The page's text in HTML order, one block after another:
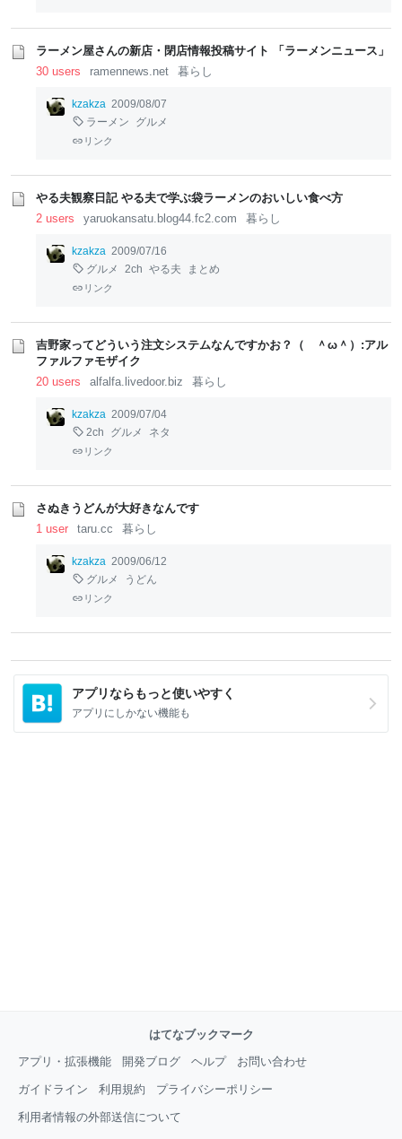
ラーメン屋さんの新店・閉店情報投稿サイト 「ラーメンニュース」
30 users
ramennews.net 暮らし
kzakza 2009/08/07
ラーメン
グルメ
リンク
やる夫観察日記 やる夫で学ぶ袋ラーメンのおいしい食べ方
2 users
yaruokansatu.blog44.fc2.com 暮らし
kzakza 2009/07/16
グルメ
2ch やる夫 まとめ
リンク
吉野家ってどういう注文システムなんですかお？（ ＾ω＾）:アル
ファルファモザイク
20 users
alfalfa.livedoor.biz 暮らし
kzakza 2009/07/04
2ch
グルメ ネタ
リンク
さぬきうどんが大好きなんです
1 user
taru.cc 暮らし
kzakza 2009/06/12
グルメ
うどん
リンク
アプリならもっと使いやすく
アプリにしかない機能も
はてなブックマーク
アプリ・拡張機能
開発ブログ ヘルプ お問い合わせ
ガイドライン 利用規約 プライバシーポリシー
利用者情報の外部送信について